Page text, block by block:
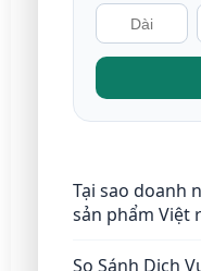
Tại sao doanh
sản phẩm Việt
So Sánh Dịch